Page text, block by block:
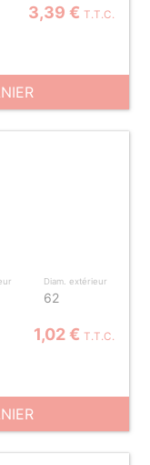
3,39 € T.T.C.
Diam. extérieur
62
1,02 € T.T.C.